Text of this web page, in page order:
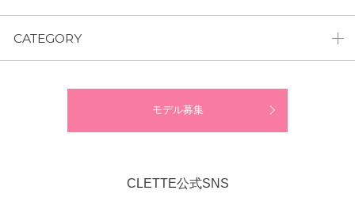
CATEGORY
モデル募集
CLETTE公式SNS